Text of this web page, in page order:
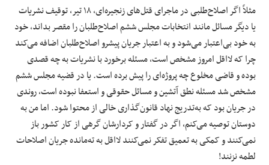
مثلاً اگر اصلاح‌طلبی در ماجرای قتل‌های زنجیره‌ای، ۱۸ تیر، توقیف نشریات
یا دیگر مسائل مانند انتخابات مجلس ششم اصلاح‌طلبان را مقصر بداند، خود
به خود بی‌اعتبار می‌شود و به اعتبار جریان پیشرو اصلاح‌طلبان اضافه می‌کند
چرا که لااقل امروز مشخص است، مسئله برخورد با نشریات به چه قصدی
بوده و قاضی مخلوع چه پروژه‌ای را پیش برده است. یا در قضیه مجلس ششم
مشخص شد مسئله نطق آتشین و مسائل حقوقی و استعفا نبوده است، روندی
در جریان بود که به‌تدریج نهاد قانون‌گذاری خالی از محتوا شود. اما من به
دوستان توصیه می‌کنم، اگر در گفتار و کردارشان گرهی از کار کشور باز
نمی‌کنند و کمکی به تعمیق تفکر نمی‌کنند لااقل به ته‌مانده جریان اصلاحات
لطمه نزنند!